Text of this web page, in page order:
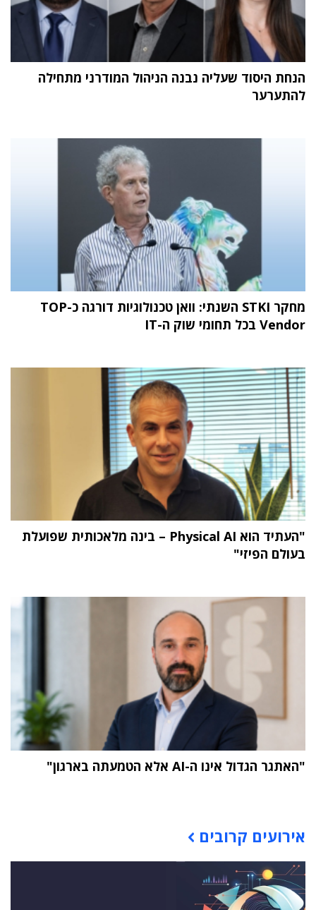
הנחת היסוד שעליה נבנה הניהול המודרני מתחילה
להתערער
מחקר STKI השנתי: וואן טכנולוגיות דורגה כ-TOP
Vendor בכל תחומי שוק ה-IT
"העתיד הוא Physical AI – בינה מלאכותית שפועלת
בעולם הפיזי"
"האתגר הגדול אינו ה-AI אלא הטמעתה בארגון"
אירועים קרובים